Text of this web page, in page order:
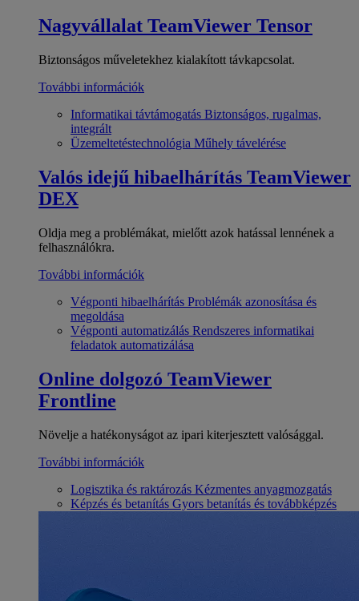
Nagyvállalat TeamViewer Tensor
Biztonságos műveletekhez kialakított távkapcsolat.
További információk
Informatikai távtámogatás Biztonságos, rugalmas,
integrált
Üzemeltetéstechnológia Műhely távelérése
Valós idejű hibaelhárítás TeamViewer
DEX
Oldja meg a problémákat, mielőtt azok hatással lennének a
felhasználókra.
További információk
Végponti hibaelhárítás Problémák azonosítása és
megoldása
Végponti automatizálás Rendszeres informatikai
feladatok automatizálása
Online dolgozó TeamViewer
Frontline
Növelje a hatékonyságot az ipari kiterjesztett valósággal.
További információk
Logisztika és raktározás Kézmentes anyagmozgatás
Képzés és betanítás Gyors betanítás és továbbképzés